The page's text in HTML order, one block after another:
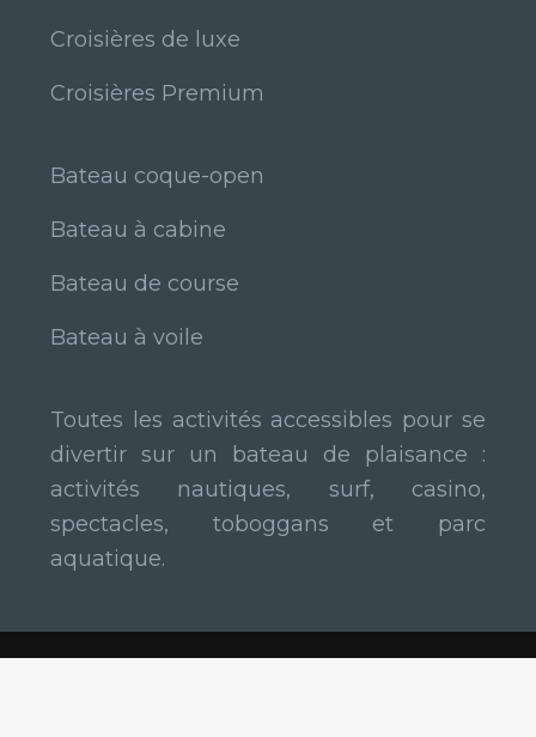
Croisières de luxe
Croisières Premium
Bateau coque-open
Bateau à cabine
Bateau de course
Bateau à voile
Toutes les activités accessibles pour se
divertir sur un bateau de plaisance :
activités nautiques, surf, casino,
spectacles, toboggans et parc
aquatique.